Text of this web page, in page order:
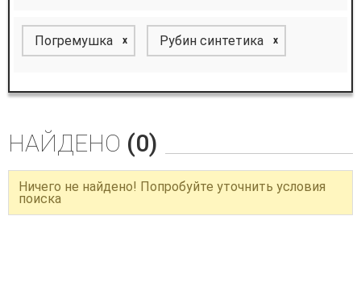
Погремушка x Рубин синтетика x
НАЙДЕНО (0)
Ничего не найдено! Попробуйте уточнить условия
поиска